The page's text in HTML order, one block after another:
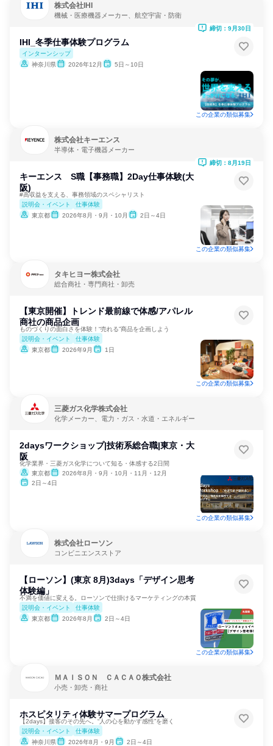
株式会社IHI
機械・医療機器メーカー、航空宇宙・防衛
IHI_冬季仕事体験プログラム
インターンシップ
神奈川県
2026年12月 5日～10日
締切：9月30日
この企業の類似募集
株式会社キーエンス
半導体・電子機器メーカー
キーエンス S職【事務職】2Day仕事体験(大
阪)
#高収益を支える、事務領域のスペシャリスト
説明会・イベント
仕事体験
東京都
2026年8月・9月・10月 2日～4日
締切：8月19日
この企業の類似募集
タキヒヨー株式会社
総合商社・専門商社・卸売
【東京開催】トレンド最前線で体感/アパレル
商社の商品企画
ものづくりの面白さを体験！“売れる”商品を企画しよう
説明会・イベント
仕事体験
東京都
2026年9月 1日
この企業の類似募集
三菱ガス化学株式会社
化学メーカー、電力・ガス・水道・エネルギー
2daysワークショップ|技術系総合職|東京・大
阪
化学業界・三菱ガス化学について知る・体感する2日間
東京都
2026年8月・9月・10月・11月・12月
2日～4日
この企業の類似募集
株式会社ローソン
コンビニエンスストア
【ローソン】(東京 8月)3days「デザイン思考
体験編」
不満を価値に変える。ローソンで仕掛けるマーケティングの本質
説明会・イベント
仕事体験
東京都
2026年8月 2日～4日
この企業の類似募集
ＭＡＩＳＯＮ ＣＡＣＡＯ株式会社
小売・卸売・商社
ホスピタリティ体験サマープログラム
【2days】接客のその先へ。“人の心を動かす感性”を磨く
説明会・イベント
仕事体験
神奈川県
2026年8月・9月 2日～4日